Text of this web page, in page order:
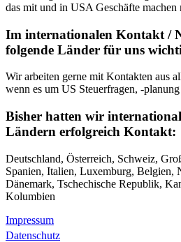
das mit und in USA Geschäfte machen
Im internationalen Kontakt /
folgende Länder für uns
Wir arbeiten gerne mit Kontakten aus
wenn es um US Steuerfragen, -
Bisher hatten wir
Ländern erfolgreich Kontakt:
Deutschland, Österreich, Schweiz,
Spanien, Italien, Luxemburg, Belgien,
Dänemark, Tschechische Republik,
Kolumbien
Impressum
Datenschutz